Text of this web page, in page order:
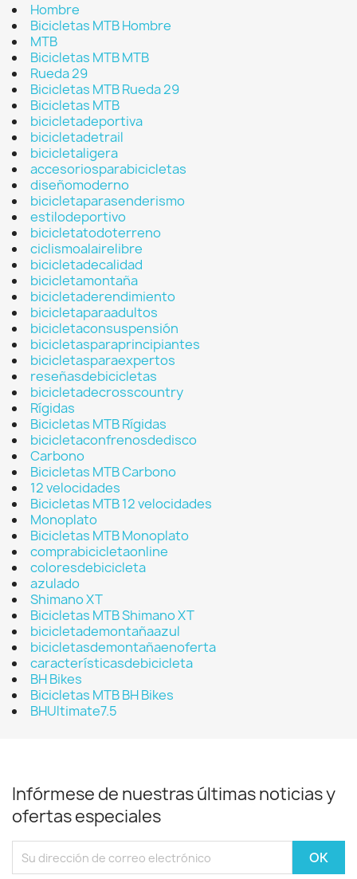
Hombre
Bicicletas MTB Hombre
MTB
Bicicletas MTB MTB
Rueda 29
Bicicletas MTB Rueda 29
Bicicletas MTB
bicicletadeportiva
bicicletadetrail
bicicletaligera
accesoriosparabicicletas
diseñomoderno
bicicletaparasenderismo
estilodeportivo
bicicletatodoterreno
ciclismoalairelibre
bicicletadecalidad
bicicletamontaña
bicicletaderendimiento
bicicletaparaadultos
bicicletaconsuspensión
bicicletasparaprincipiantes
bicicletasparaexpertos
reseñasdebicicletas
bicicletadecrosscountry
Rígidas
Bicicletas MTB Rígidas
bicicletaconfrenosdedisco
Carbono
Bicicletas MTB Carbono
12 velocidades
Bicicletas MTB 12 velocidades
Monoplato
Bicicletas MTB Monoplato
comprabicicletaonline
coloresdebicicleta
azulado
Shimano XT
Bicicletas MTB Shimano XT
bicicletademontañaazul
bicicletasdemontañaenoferta
característicasdebicicleta
BH Bikes
Bicicletas MTB BH Bikes
BHUltimate7.5
Infórmese de nuestras últimas noticias y
ofertas especiales